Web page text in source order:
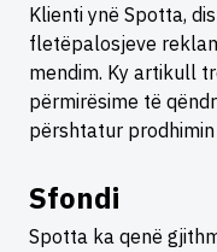
Klienti ynë Spotta,
fletëpalosjeve
mendim. Ky artikull
përmirësime të
përshtatur
Sfondi
Spotta ka qenë